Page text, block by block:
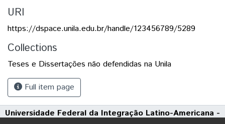
URI
https://dspace.unila.edu.br/handle/123456789/5289
Collections
Teses e Dissertações não defendidas na Unila
Full item page
Universidade Federal da Integração Latino-Americana -